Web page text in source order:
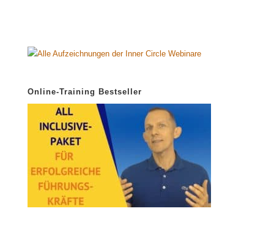
Online-Training Bestseller